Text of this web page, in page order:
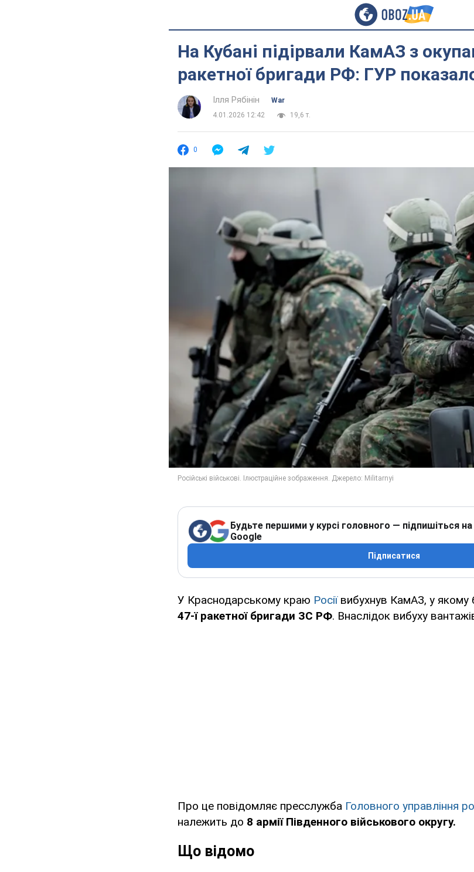
На Кубані підірвали КамАЗ з
ракетної бригади РФ: ГУР
Ілля Рябінін
War
4.01.2026 12:42
19,6 т.
0
Будьте першими у курсі головного — підпишіться
Google
Підписатися
У Краснодарському краю Росіївибухнув КамАЗ, у якому
47-ї ракетної бригади ЗС РФ. Внаслідок вибуху
Про це повідомляє пресслужба Головного управління
належить до 8 армії Південного військового округу.
Що відомо